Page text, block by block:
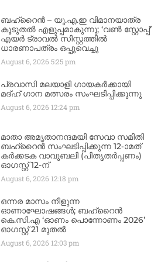
ബഹ്‌റൈൻ – യു.എ.ഇ വിമാനയാത്ര
കൂടുതൽ എളുപ്പമാകുന്നു; ‘വൺ സ്റ്റോപ്പ്’
എയർ ട്രാവൽ സിസ്റ്റത്തിൽ
ധാരണാപത്രം ഒപ്പുവെച്ചു
August 6, 20265:25 pm
പ്രവാസി മലയാളി ഗായകർക്കായി
മദ്ഹ് ഗാന മത്സരം സംഘടിപ്പിക്കുന്നു
August 6, 2026 12:24 pm
മാതാ അമൃതാനന്ദമയി സേവാ സമിതി
ബഹ്‌റൈൻ സംഘടിപ്പിക്കുന്ന 12-ാമത്
കർക്കടക വാവുബലി (പിതൃതർപ്പണം)
ഓഗസ്റ്റ് 12-ന്
August 6, 2026 12:18 pm
ഒന്നര മാസം നീളുന്ന
ഓണാഘോഷങ്ങൾ; ബഹ്‌റൈൻ
കെ.സി.എ ‘ഓണം പൊന്നോണം 2026’
ഓഗസ്റ്റ് 21 മുതൽ
August 6, 2026 12:03 pm